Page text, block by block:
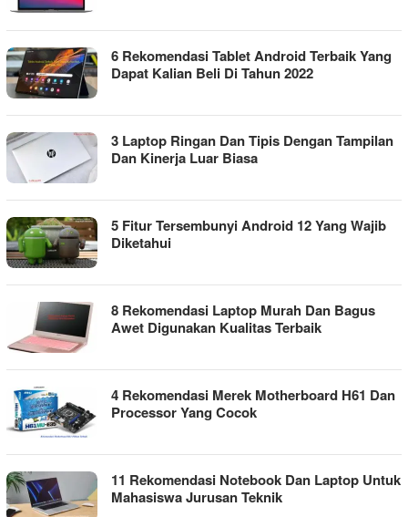
6 Rekomendasi Tablet Android Terbaik Yang
Dapat Kalian Beli Di Tahun 2022
3 Laptop Ringan Dan Tipis Dengan Tampilan
Dan Kinerja Luar Biasa
5 Fitur Tersembunyi Android 12 Yang Wajib
Diketahui
8 Rekomendasi Laptop Murah Dan Bagus
Awet Digunakan Kualitas Terbaik
4 Rekomendasi Merek Motherboard H61 Dan
Processor Yang Cocok
11 Rekomendasi Notebook Dan Laptop Untuk
Mahasiswa Jurusan Teknik